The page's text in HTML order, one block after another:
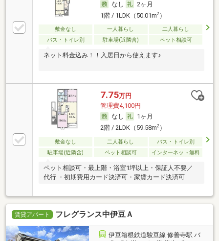
なし
2ヶ月
1階 / 1LDK（50.01m2）
敷金なし 一人暮らし
二人暮らし
バス・トイレ別
駐車場(近隣含) ペット相談可
ネット料金込み！！入居日から使えます♪
7.75万円
管理費4,100円
なし
1ヶ月
2階 / 2LDK（59.58m2）
敷金なし 二人暮らし
バス・トイレ別
駐車場(近隣含)
ペット相談可 インターネット無料
ペット相談可・最上階・浴室1坪以上・保証人不要／
代行 ・初期費用カード決済可・家賃カード決済可
賃貸アパート フレグランス中伊豆Ａ
伊豆箱根鉄道駿豆線 修善寺駅 バ